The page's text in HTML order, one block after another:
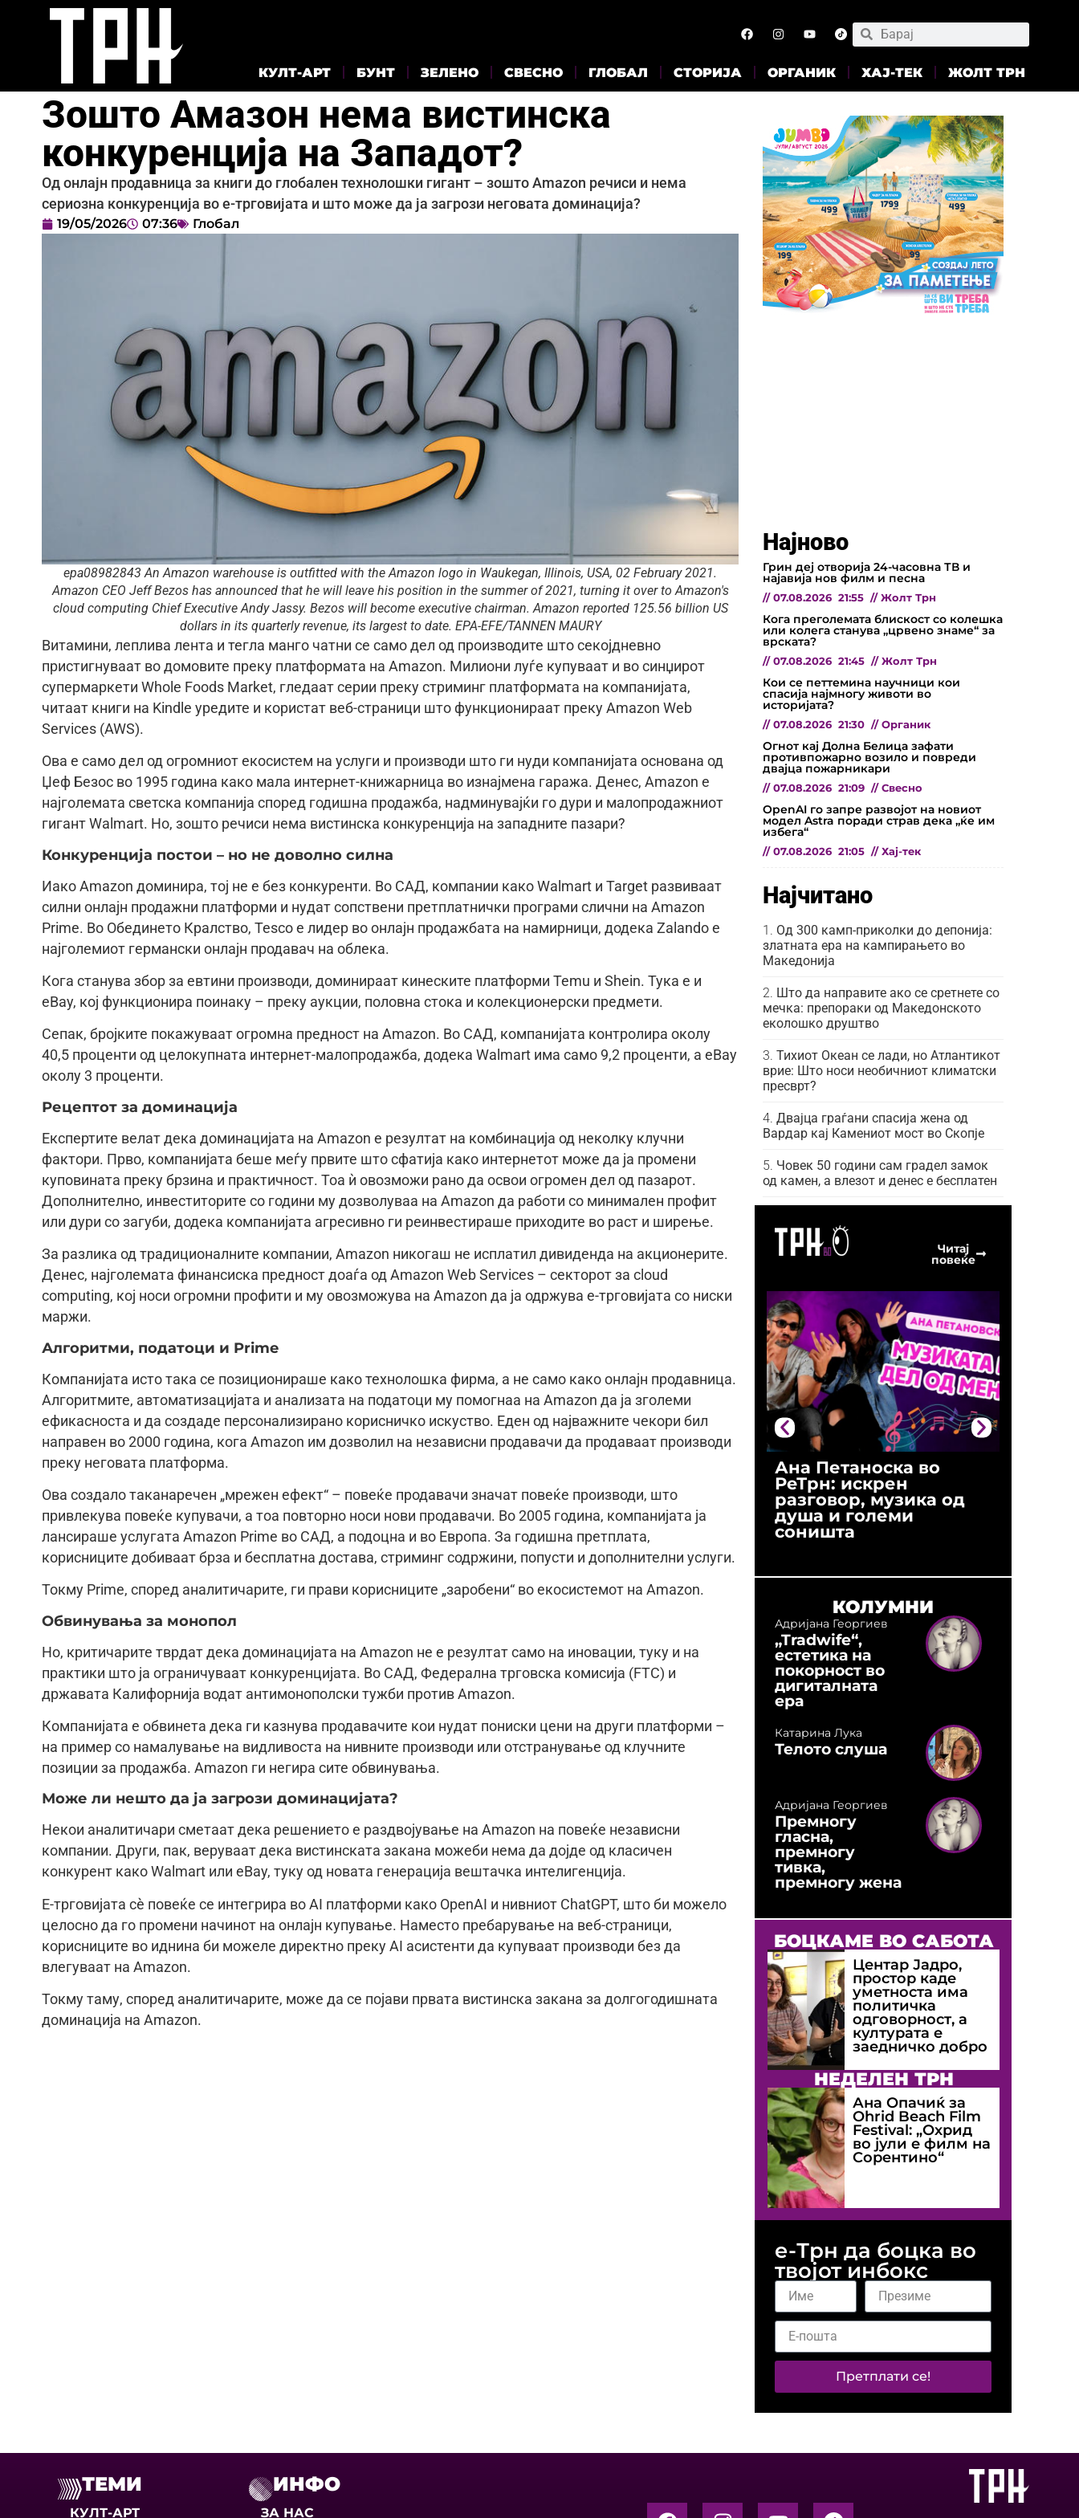
КУЛТ-АРТ БУНТ ЗЕЛЕНО СВЕСНО ГЛОБАЛ СТОРИЈА ОРГАНИК ХАЈ-ТЕК ЖОЛТ ТРН
Зошто Амазон нема вистинска
конкуренција на Западот?
Од онлајн продавница за книги до глобален технолошки гигант – зошто Amazon речиси и нема
сериозна конкуренција во е-трговијата и што може да ја загрози неговата доминација?
19/05/2026 07:36 Глобал
epa08982843 An Amazon warehouse is outfitted with the Amazon logo in Waukegan, Illinois, USA, 02 February 2021.
Amazon CEO Jeff Bezos has announced that he will leave his position in the summer of 2021, turning it over to Amazon's
cloud computing Chief Executive Andy Jassy. Bezos will become executive chairman. Amazon reported 125.56 billion US
dollars in its quarterly revenue, its largest to date. EPA-EFE/TANNEN MAURY
Витамини, леплива лента и тегла манго чатни се само дел од производите што секојдневно
пристигнуваат во домовите преку платформата на Amazon. Милиони луѓе купуваат и во синџирот
супермаркети Whole Foods Market, гледаат серии преку стриминг платформата на компанијата,
читаат книги на Kindle уредите и користат веб-страници што функционираат преку Amazon Web
Services (AWS).
Ова е само дел од огромниот екосистем на услуги и производи што ги нуди компанијата основана од
Џеф Безос во 1995 година како мала интернет-книжарница во изнајмена гаража. Денес, Amazon е
најголемата светска компанија според годишна продажба, надминувајќи го дури и малопродажниот
гигант Walmart. Но, зошто речиси нема вистинска конкуренција на западните пазари?
Конкуренција постои – но не доволно силна
Иако Amazon доминира, тој не е без конкуренти. Во САД, компании како Walmart и Target развиваат
силни онлајн продажни платформи и нудат сопствени претплатнички програми слични на Amazon
Prime. Во Обединето Кралство, Tesco е лидер во онлајн продажбата на намирници, додека Zalando е
најголемиот германски онлајн продавач на облека.
Кога станува збор за евтини производи, доминираат кинеските платформи Temu и Shein. Тука е и
eBay, кој функционира поинаку – преку аукции, половна стока и колекционерски предмети.
Сепак, бројките покажуваат огромна предност на Amazon. Во САД, компанијата контролира околу
40,5 проценти од целокупната интернет-малопродажба, додека Walmart има само 9,2 проценти, а eBay
околу 3 проценти.
Рецептот за доминација
Експертите велат дека доминацијата на Amazon е резултат на комбинација од неколку клучни
фактори. Прво, компанијата беше меѓу првите што сфатија како интернетот може да ја промени
куповината преку брзина и практичност. Тоа ѝ овозможи рано да освои огромен дел од пазарот.
Дополнително, инвеститорите со години му дозволуваа на Amazon да работи со минимален профит
или дури со загуби, додека компанијата агресивно ги реинвестираше приходите во раст и ширење.
За разлика од традиционалните компании, Amazon никогаш не исплатил дивиденда на акционерите.
Денес, најголемата финансиска предност доаѓа од Amazon Web Services – секторот за cloud
computing, кој носи огромни профити и му овозможува на Amazon да ја одржува е-трговијата со ниски
маржи.
Алгоритми, податоци и Prime
Компанијата исто така се позиционираше како технолошка фирма, а не само како онлајн продавница.
Алгоритмите, автоматизацијата и анализата на податоци му помогнаа на Amazon да ја зголеми
ефикасноста и да создаде персонализирано корисничко искуство. Еден од најважните чекори бил
направен во 2000 година, кога Amazon им дозволил на независни продавачи да продаваат производи
преку неговата платформа.
Ова создало таканаречен „мрежен ефект“ – повеќе продавачи значат повеќе производи, што
привлекува повеќе купувачи, а тоа повторно носи нови продавачи. Во 2005 година, компанијата ја
лансираше услугата Amazon Prime во САД, а подоцна и во Европа. За годишна претплата,
корисниците добиваат брза и бесплатна достава, стриминг содржини, попусти и дополнителни услуги.
Токму Prime, според аналитичарите, ги прави корисниците „заробени“ во екосистемот на Amazon.
Обвинувања за монопол
Но, критичарите тврдат дека доминацијата на Amazon не е резултат само на иновации, туку и на
практики што ја ограничуваат конкуренцијата. Во САД, Федерална трговска комисија (FTC) и
државата Калифорнија водат антимонополски тужби против Amazon.
Компанијата е обвинета дека ги казнува продавачите кои нудат пониски цени на други платформи –
на пример со намалување на видливоста на нивните производи или отстранување од клучните
позиции за продажба. Amazon ги негира сите обвинувања.
Може ли нешто да ја загрози доминацијата?
Некои аналитичари сметаат дека решението е раздвојување на Amazon на повеќе независни
компании. Други, пак, веруваат дека вистинската закана можеби нема да дојде од класичен
конкурент како Walmart или eBay, туку од новата генерација вештачка интелигенција.
Е-трговијата сè повеќе се интегрира во AI платформи како OpenAI и нивниот ChatGPT, што би можело
целосно да го промени начинот на онлајн купување. Наместо пребарување на веб-страници,
корисниците во иднина би можеле директно преку AI асистенти да купуваат производи без да
влегуваат на Amazon.
Токму таму, според аналитичарите, може да се појави првата вистинска закана за долгогодишната
доминација на Amazon.
Најново
Грин деј отворија 24-часовна ТВ и
најавија нов филм и песна
// 07.08.2026 21:55 // Жолт Трн
Кога преголемата блискост со колешка
или колега станува „црвено знаме“ за
врската?
// 07.08.2026 21:45 // Жолт Трн
Кои се петтемина научници кои
спасија најмногу животи во
историјата?
// 07.08.2026 21:30 // Органик
Огнот кај Долна Белица зафати
противпожарно возило и повреди
двајца пожарникари
// 07.08.2026 21:09 // Свесно
OpenAI го запре развојот на новиот
модел Astra поради страв дека „ќе им
избега“
// 07.08.2026 21:05 // Хај-тек
Најчитано
Од 300 камп-приколки до депонија:
златната ера на кампирањето во
Македонија
Што да направите ако се сретнете со
мечка: препораки од Македонското
еколошко друштво
Тихиот Океан се лади, но Атлантикот
врие: Што носи необичниот климатски
пресврт?
Двајца граѓани спасија жена од
Вардар кај Камениот мост во Скопје
Човек 50 години сам градел замок
од камен, а влезот и денес е бесплатен
Читај
повеќе
Ана Петаноска во
РеТрн: искрен
разговор, музика од
душа и големи
соништа
КОЛУМНИ
Адријана Георгиев
„Tradwife“,
естетика на
покорност во
дигиталната
ера
Катарина Лука
Телото слуша
Адријана Георгиев
Премногу
гласна,
премногу
тивка,
премногу жена
БОЦКАМЕ ВО САБОТА
Центар Јадро,
простор каде
уметноста има
политичка
одговорност, а
културата е
заедничко добро
НЕДЕЛЕН ТРН
Ана Опачиќ за
Оhrid Beach Film
Festival: „Охрид
во јули е филм на
Сорентино“
е-Трн да боцка во
твојот инбокс
Претплати се!
ТЕМИ
КУЛТ-АРТ
ИНФО
ЗА НАС